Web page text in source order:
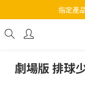
指定產
劇場版 排球